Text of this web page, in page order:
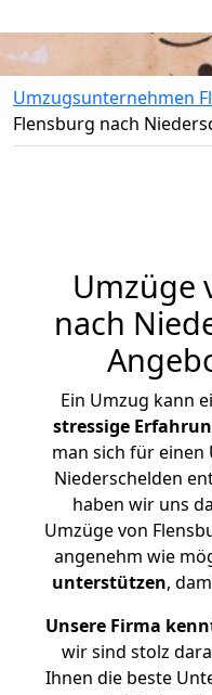
Umzugsunternehmen
Flensburg nach
Umzüge
nach
Ein Umzug kann
stressige
man sich für einen
Niederschelden
haben wir uns
Umzüge von
angenehm wie
unterstützen,
Unsere Firma
wir sind stolz
Ihnen die beste